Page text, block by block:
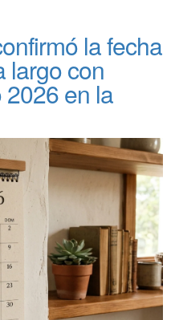
la fecha
largo con
en la